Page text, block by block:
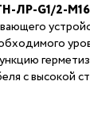
ЛР-G1/2-
с высокой